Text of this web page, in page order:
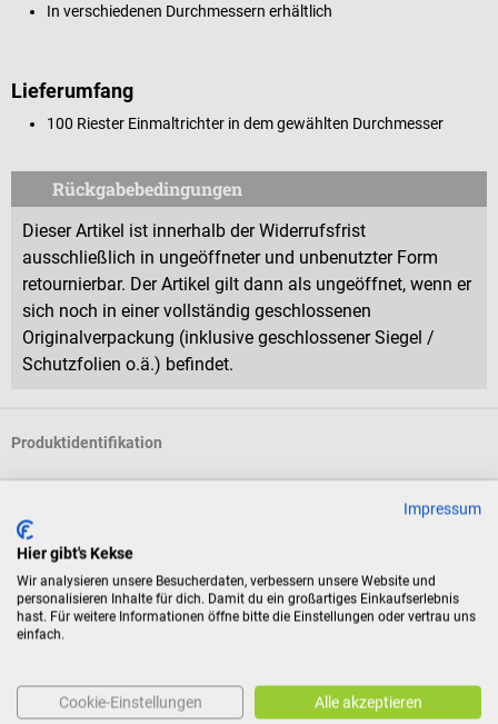
In verschiedenen Durchmessern erhältlich
Lieferumfang
100 Riester Einmaltrichter in dem gewählten Durchmesser
Rückgabebedingungen
Dieser Artikel ist innerhalb der Widerrufsfrist
ausschließlich in ungeöffneter und unbenutzter Form
retournierbar. Der Artikel gilt dann als ungeöffnet, wenn er
sich noch in einer vollständig geschlossenen
Originalverpackung (inklusive geschlossener Siegel /
Schutzfolien o.ä.) befindet.
Produktidentifikation
Kunden kauften auch
Einmaltrichter
Impressum
Hier gibt's Kekse
Wir analysieren unsere Besucherdaten, verbessern unsere Website und
personalisieren Inhalte für dich. Damit du ein großartiges Einkaufserlebnis
hast. Für weitere Informationen öffne bitte die Einstellungen oder vertrau uns
einfach.
Cookie-Einstellungen Alle akzeptieren